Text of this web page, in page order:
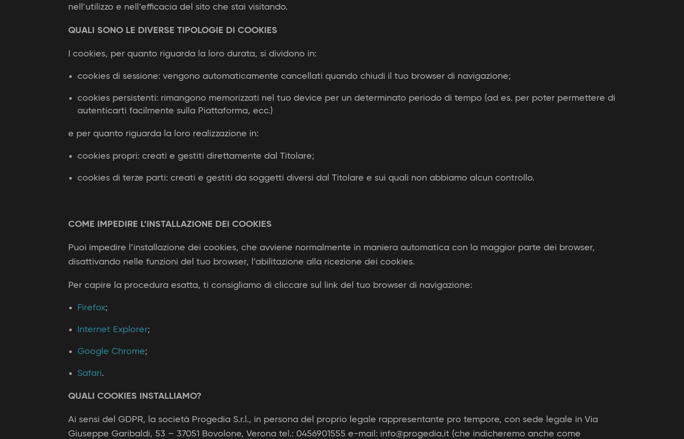
nell’utilizzo e nell’efficacia del sito che stai visitando.
QUALI SONO LE DIVERSE TIPOLOGIE DI COOKIES
I cookies, per quanto riguarda la loro durata, si dividono in:
cookies di sessione: vengono automaticamente cancellati quando chiudi il tuo browser di navigazione;
cookies persistenti: rimangono memorizzati nel tuo device per un determinato periodo di tempo (ad es. per poter permettere di
autenticarti facilmente sulla Piattaforma, ecc.)
e per quanto riguarda la loro realizzazione in:
cookies propri: creati e gestiti direttamente dal Titolare;
cookies di terze parti: creati e gestiti da soggetti diversi dal Titolare e sui quali non abbiamo alcun controllo.
COME IMPEDIRE L’INSTALLAZIONE DEI COOKIES
Puoi impedire l’installazione dei cookies, che avviene normalmente in maniera automatica con la maggior parte dei browser,
disattivando nelle funzioni del tuo browser, l’abilitazione alla ricezione dei cookies.
Per capire la procedura esatta, ti consigliamo di cliccare sul link del tuo browser di navigazione:
Firefox;
Internet Explorer;
Google Chrome;
Safari.
QUALI COOKIES INSTALLIAMO?
Ai sensi del GDPR, la società Progedia S.r.l., in persona del proprio legale rappresentante pro tempore, con sede legale in Via
Giuseppe Garibaldi, 53 – 37051 Bovolone, Verona tel.: 0456901555 e-mail: info@progedia.it (che indicheremo anche come